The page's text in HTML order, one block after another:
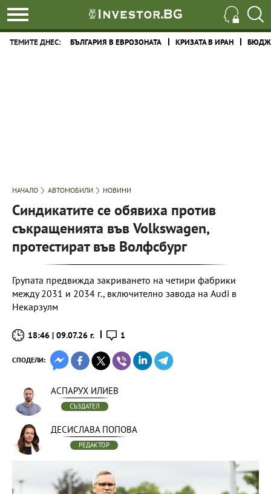
ТЕМИТЕ ДНЕС: БЪЛГАРИЯ В ЕВРОЗОНАТА КРИЗАТА В ИРАН
НАЧАЛО АВТОМОБИЛИ НОВИНИ
Синдикатите се обявиха против
съкращенията във Volkswagen,
протестират във Волфсбург
Групата предвижда закриването на четири фабрики
между 2031 и 2034 г., включително завода на Audi в
Некарзулм
18:46 | 09.07.26 г. 1
СПОДЕЛИ:
АСПАРУХ ИЛИЕВ
СЪЗДАТЕЛ
ДЕСИСЛАВА ПОПОВА
РЕДАКТОР